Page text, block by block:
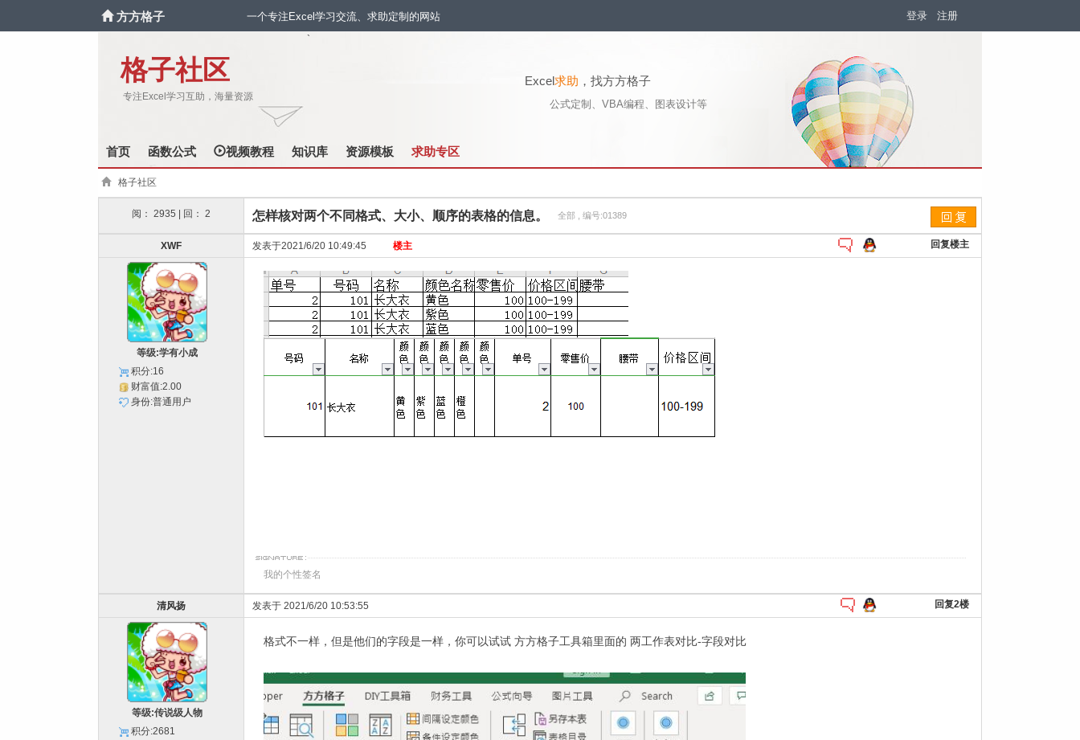
方方格子 一个专注Excel学习交流、求助定制的网站 登录 注册
格子社区
专注Excel学习互助，海量资源
Excel求助 ，找方方格子
公式定制、VBA编程、图表设计等
`
首页 函数公式 视频教程 知识库 资源模板 求助专区
格子社区
阅： 2935 | 回： 2 怎样核对两个不同格式、大小、顺序的表格的信息。 全部 , 编号:01389
XWF 发表于2021/6/20 10:49:45 楼主 回复楼主
等级:学有小成
积分:16
财富值:2.00
身份:普通用户
我的个性签名
清风扬 发表于 2021/6/20 10:53:55 回复2楼
等级:传说级人物
积分:2681
格式不一样，但是他们的字段是一样，你可以试试 方方格子工具箱里面的 两工作表对比-字段对比